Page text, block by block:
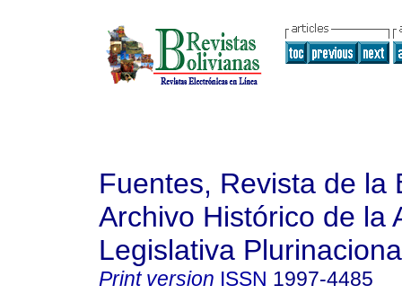
Fuentes, Revista de la
Archivo Histórico de la
Legislativa
Print version ISSN 1997-4485